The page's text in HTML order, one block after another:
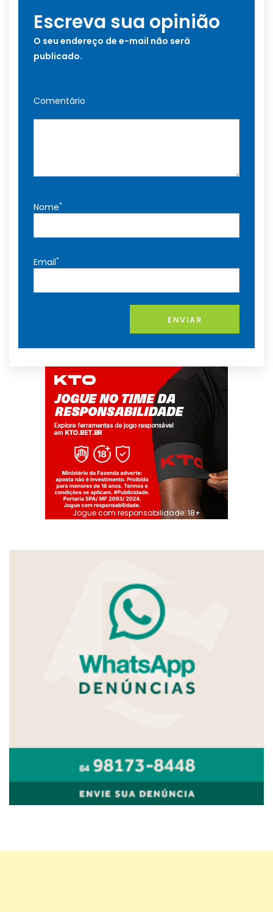
Escreva sua opinião
O seu endereço de e-mail não será
publicado.
Comentário
Nome*
Email*
ENVIAR
Jogue com responsabilidade. 18+